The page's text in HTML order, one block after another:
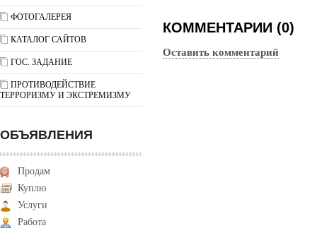
ФОТОГАЛЕРЕЯ
КАТАЛОГ САЙТОВ
ГОС. ЗАДАНИЕ
ПРОТИВОДЕЙСТВИЕ
ТЕРРОРИЗМУ И ЭКСТРЕМИЗМУ
ОБЪЯВЛЕНИЯ
Продам
Куплю
Услуги
Работа
КОММЕНТАРИИ (0)
Оставить комментарий